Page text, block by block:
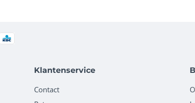
Klantenservice
Contact